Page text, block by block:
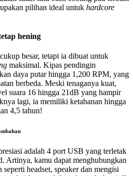
pilihan ideal untuk hardcore
hening
besar, tetapi ia dibuat untuk
maksimal. Kipas pendingin
daya putar hingga 1,200 RPM, yang
berbeda. Meski tenaganya kuat,
suara 16 hingga 21dB yang hampir
lagi, ia memiliki ketahanan hingga
4,5 tahun!
adalah 4 port USB yang terletak
Artinya, kamu dapat menghubungkan
seperti headset, speaker dan mengisi